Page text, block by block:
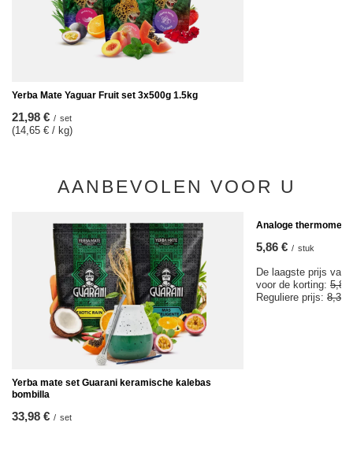
Yerba Mate Yaguar Fruit set 3x500g 1.5kg
21,98 € / set
(14,65 € / kg)
AANBEVOLEN VOOR U
Yerba mate set Guarani keramische kalebas
bombilla
33,98 € / set
Analoge
5,86 € / stuk
De laagste prijs van
voor de korting: 5,85
Reguliere prijs: 8,37